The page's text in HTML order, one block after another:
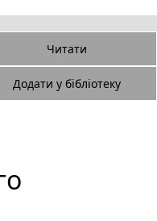
Читати
Додати у бібліотеку